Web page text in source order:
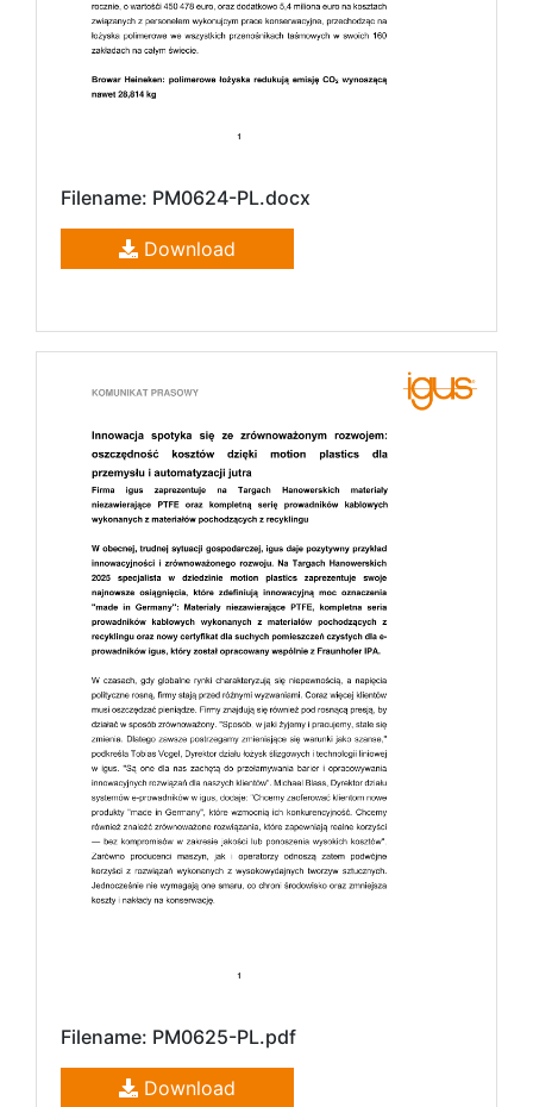
Filename: PM0624-PL.docx
Download
Filename: PM0625-PL.pdf
Download